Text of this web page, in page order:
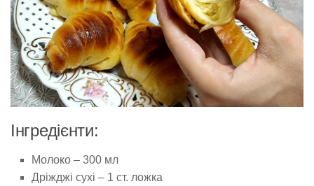
Інгредієнти:
Молоко – 300 мл
Дріжджі сухі – 1 ст. ложка